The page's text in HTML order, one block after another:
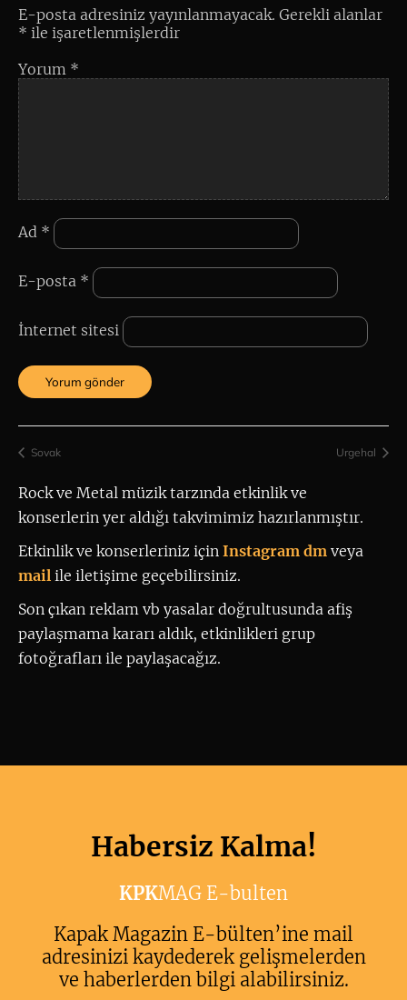
E-posta adresiniz yayınlanmayacak. Gerekli alanlar
* ile işaretlenmişlerdir
Yorum *
Ad *
E-posta *
İnternet sitesi
Sovak Urgehal
Rock ve Metal müzik tarzında etkinlik ve
konserlerin yer aldığı takvimimiz hazırlanmıştır.
Etkinlik ve konserleriniz için Instagram dm
mail ile iletişime geçebilirsiniz.
Son çıkan reklam vb yasalar doğrultusunda afiş
paylaşmama kararı aldık, etkinlikleri grup
fotoğrafları ile paylaşacağız.
Habersiz Kalma!
KPKMAG E-bulten
Kapak Magazin E-bülten’ine mail
adresinizi kaydederek gelişmelerden
ve haberlerden bilgi alabilirsiniz.